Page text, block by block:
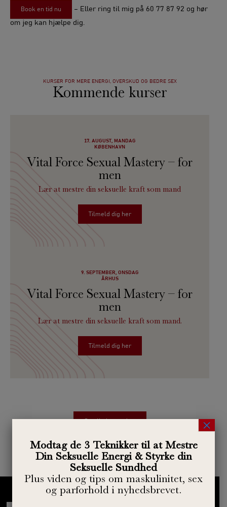
Book en tid nu
– Eller ring til mig på 60 77 87 92 og hør
om jeg kan hjælpe dig.
KURSER FOR MERE ENERGI, OVERSKUD OG BEDRE SEX
Kommende kurser
17. AUGUST, MANDAG
KØBENHAVN
Vital Force Sexual Mastery – for
men
Lær at mestre din seksuelle kraft som mand
Tilmeld dig her
9. SEPTEMBER, ONSDAG
ÅRHUS
Vital Force Sexual Mastery – for
men
Lær at mestre din seksuelle kraft som mand.
Tilmeld dig her
Se alle kurser her
VitalUnit i medierne
Modtag de 3 Teknikker til at Mestre
Din Seksuelle Energi & Styrke din
Seksuelle Sundhed
Plus viden og tips om maskulinitet, sex
og parforhold i nyhedsbrevet.
×